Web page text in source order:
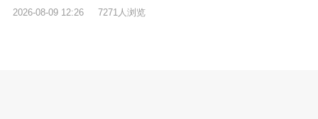
2026-08-09 12:26 7271人浏览